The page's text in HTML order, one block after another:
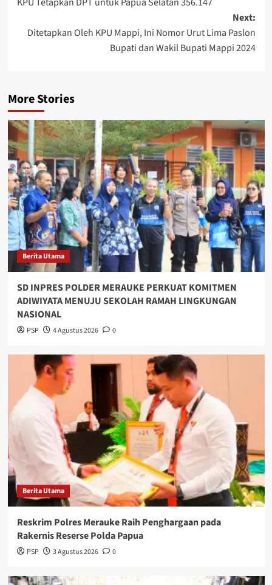
navigation
Next:
Ditetapkan Oleh KPU Mappi, Ini Nomor Urut Lima Paslon
Bupati dan Wakil Bupati Mappi 2024
More Stories
Berita Utama
SD INPRES POLDER MERAUKE PERKUAT KOMITMEN
ADIWIYATA MENUJU SEKOLAH RAMAH LINGKUNGAN
NASIONAL
PSP 4 Agustus 2026 0
Berita Utama
Reskrim Polres Merauke Raih Penghargaan pada
Rakernis Reserse Polda Papua
PSP 3 Agustus 2026 0